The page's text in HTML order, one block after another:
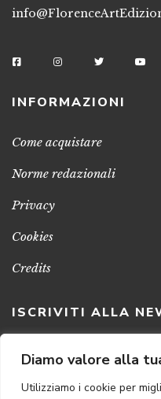
Diamo valore alla
Utilizziamo i cookie per
INFORMAZIONI
Come acquistare
Norme redazionali
Privacy
Cookies
Credits
ISCRIVITI ALLA
Clicca sul pulsante per
notizie e promozioni